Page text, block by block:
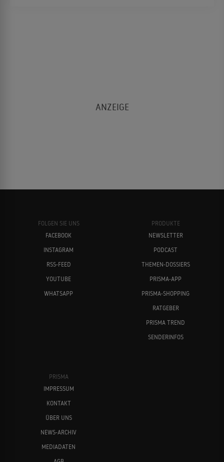
FOLGEN SIE UNS
FACEBOOK
INSTAGRAM
RSS-FEED
YOUTUBE
WHATSAPP
PRODUKTE
NEWSLETTER
PODCAST
THEMEN-DOSSIERS
PRISMA-APP
PRISMA-SHOPPING
RATGEBER
PRISMA TREND
SENDERINFOS
PRISMA
IMPRESSUM
KONTAKT
ÜBER UNS
NEWS-ARCHIV
MEDIADATEN